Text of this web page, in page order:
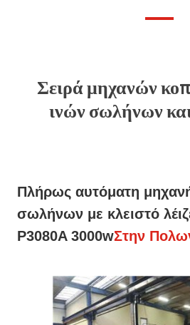
Σειρά μηχανών
ινών σωλήνων
Πλήρως αυτόματη
σωλήνων με κλειστό
P3080A 3000wΣτην